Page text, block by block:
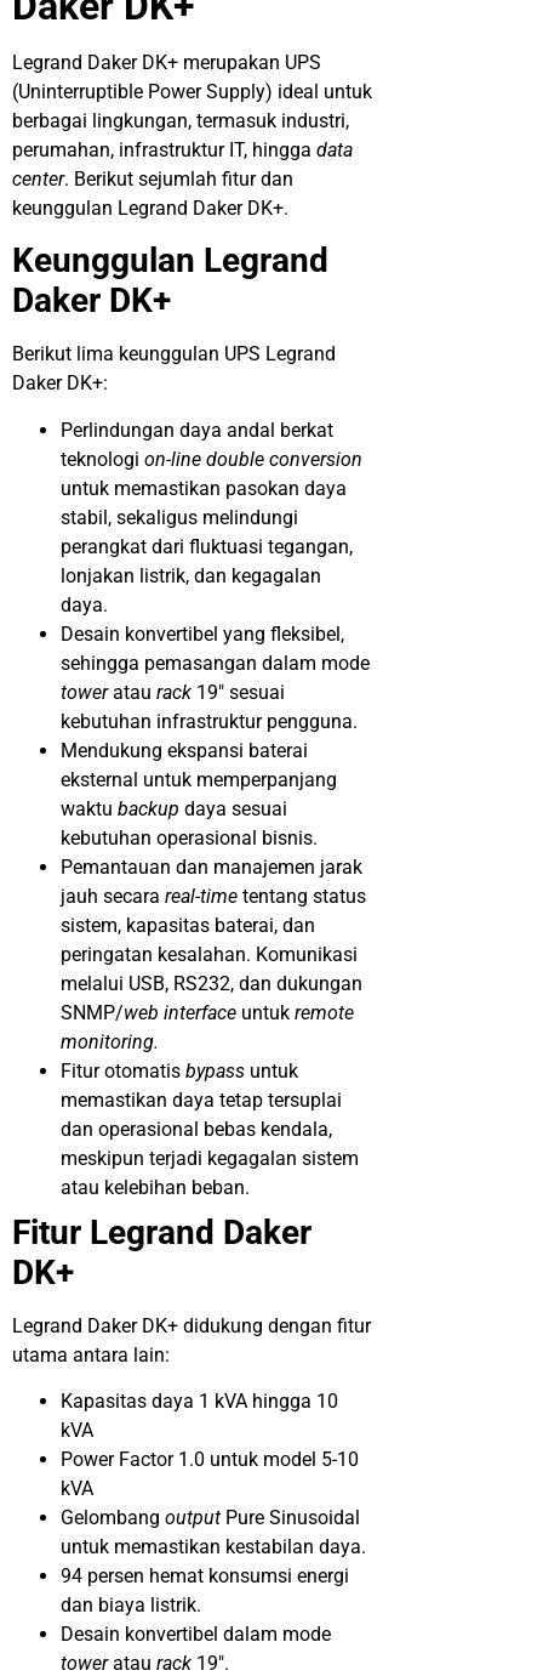
Legrand Daker DK+ merupakan UPS
(Uninterruptible Power Supply) ideal untuk
berbagai lingkungan, termasuk industri,
perumahan, infrastruktur IT, hingga data
center. Berikut sejumlah fitur dan
keunggulan Legrand Daker DK+.
Keunggulan Legrand
Daker DK+
Berikut lima keunggulan UPS Legrand
Daker DK+:
Perlindungan daya andal berkat
teknologi on-line double conversion
untuk memastikan pasokan daya
stabil, sekaligus melindungi
perangkat dari fluktuasi tegangan,
lonjakan listrik, dan kegagalan
daya.
Desain konvertibel yang fleksibel,
sehingga pemasangan dalam mode
toweratau rack 19″ sesuai
kebutuhan infrastruktur pengguna.
Mendukung ekspansi baterai
eksternal untuk memperpanjang
waktu backup daya sesuai
kebutuhan operasional bisnis.
Pemantauan dan manajemen jarak
jauh secara real-time tentang status
sistem, kapasitas baterai, dan
peringatan kesalahan. Komunikasi
melalui USB, RS232, dan dukungan
SNMP/web interface untuk remote
monitoring.
Fitur otomatis bypass untuk
memastikan daya tetap tersuplai
dan operasional bebas kendala,
meskipun terjadi kegagalan sistem
atau kelebihan beban.
Fitur Legrand Daker
DK+
Legrand Daker DK+ didukung dengan fitur
utama antara lain:
Kapasitas daya 1 kVA hingga 10
kVA
Power Factor 1.0 untuk model 5-10
kVA
Gelombang output Pure Sinusoidal
untuk memastikan kestabilan daya.
94 persen hemat konsumsi energi
dan biaya listrik.
Desain konvertibel dalam mode
toweratau rack 19″.